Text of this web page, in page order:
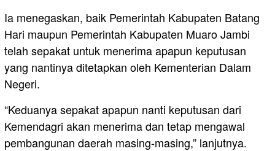
Ia menegaskan, baik Pemerintah Kabupaten Batang
Hari maupun Pemerintah Kabupaten Muaro Jambi
telah sepakat untuk menerima apapun keputusan
yang nantinya ditetapkan oleh Kementerian Dalam
Negeri.
“Keduanya sepakat apapun nanti keputusan dari
Kemendagri akan menerima dan tetap mengawal
pembangunan daerah masing-masing,” lanjutnya.